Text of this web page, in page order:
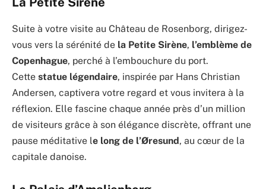
Suite à votre visite au Château de Rosenborg, dirigez-
vous vers la sérénité de la Petite Sirène, l’emblème de
Copenhague, perché à l’embouchure du port.
Cette statue légendaire, inspirée par Hans Christian
Andersen, captivera votre regard et vous invitera à la
réflexion. Elle fascine chaque année près d’un million
de visiteurs grâce à son élégance discrète, offrant une
pause méditative le long de l’Øresund, au cœur de la
capitale danoise.